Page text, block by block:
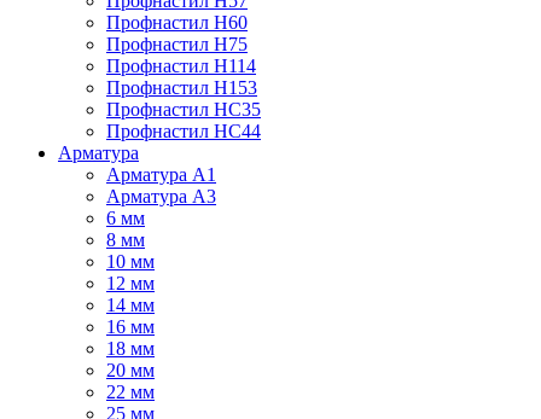
Профнастил Н60
Профнастил Н75
Профнастил Н114
Профнастил Н153
Профнастил НС35
Профнастил НС44
Арматура
Арматура А1
Арматура А3
6 мм
8 мм
10 мм
12 мм
14 мм
16 мм
18 мм
20 мм
22 мм
25 мм